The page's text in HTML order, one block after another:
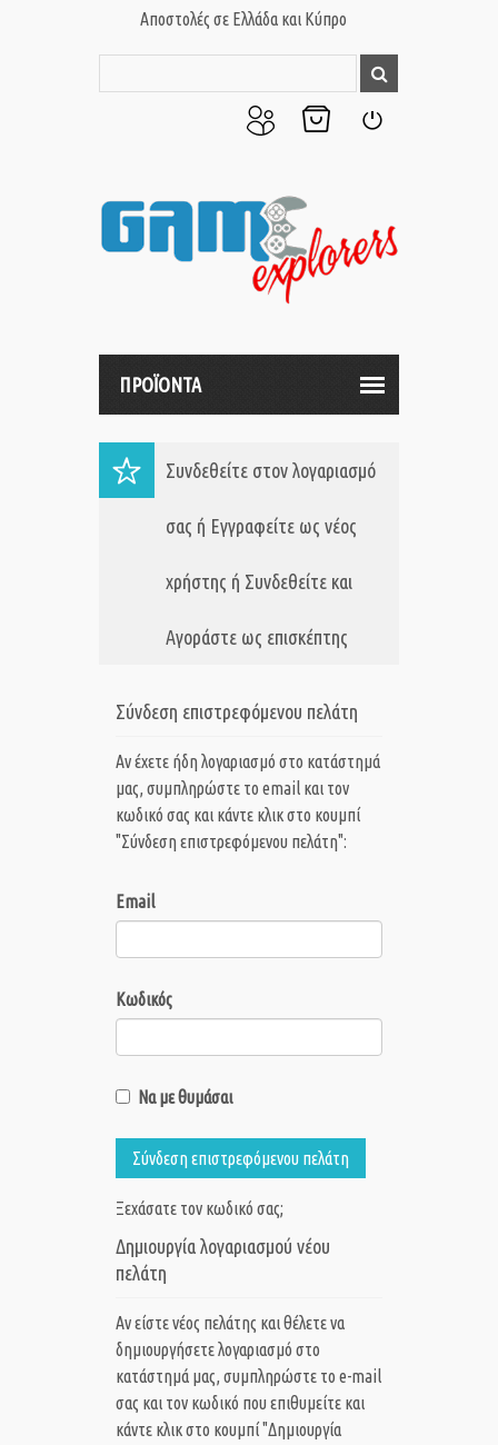
Αποστολές σε Ελλάδα και Κύπρο
μου
ΠΡΟΪΟΝΤΑ
Συνδεθείτε στον λογαριασμό
σας ή Εγγραφείτε ως νέος
χρήστης ή Συνδεθείτε και
Αγοράστε ως επισκέπτης
Σύνδεση επιστρεφόμενου πελάτη
Αν έχετε ήδη λογαριασμό στο κατάστημά
μας, συμπληρώστε το email και τον
κωδικό σας και κάντε κλικ στο κουμπί
"Σύνδεση επιστρεφόμενου πελάτη":
Email
Κωδικός
Να με θυμάσαι
Σύνδεση επιστρεφόμενου πελάτη
Ξεχάσατε τον κωδικό σας;
Δημιουργία λογαριασμού νέου
πελάτη
Αν είστε νέος πελάτης και θέλετε να
δημιουργήσετε λογαριασμό στο
κατάστημά μας, συμπληρώστε το e-mail
σας και τον κωδικό που επιθυμείτε και
κάντε κλικ στο κουμπί "Δημιουργία